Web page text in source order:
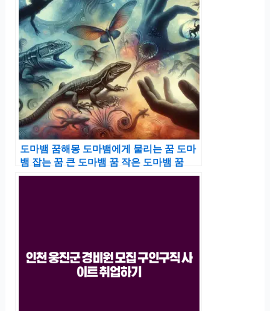
도마뱀 꿈해몽 도마뱀에게 물리는 꿈 도마
뱀 잡는 꿈 큰 도마뱀 꿈 작은 도마뱀 꿈